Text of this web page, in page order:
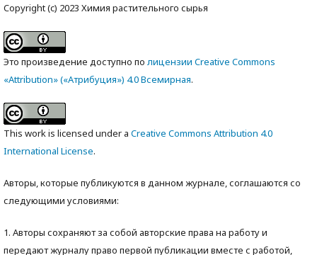
Copyright (c) 2023 Химия растительного сырья
Это произведение доступно по лицензии Creative Commons
«Attribution» («Атрибуция») 4.0 Всемирная.
This work is licensed under a Creative Commons Attribution 4.0
International License.
Авторы, которые публикуются в данном журнале, соглашаются со
следующими условиями:
1. Авторы сохраняют за собой авторские права на работу и
передают журналу право первой публикации вместе с работой,